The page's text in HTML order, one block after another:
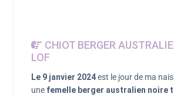
CHIOT BERGER
LOF
Le 9 janvier 2024est le jour de ma
une femelle berger australien noire